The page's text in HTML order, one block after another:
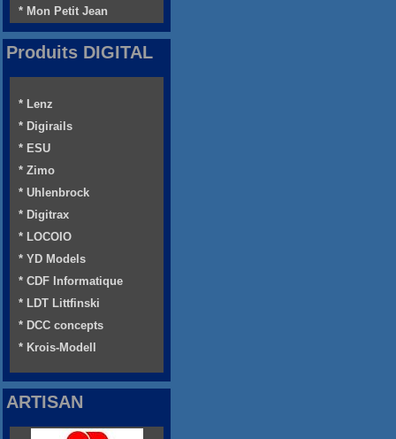
* Mon Petit Jean
Produits DIGITAL
* Lenz
* Digirails
* ESU
* Zimo
* Uhlenbrock
* Digitrax
* LOCOIO
* YD Models
* CDF Informatique
* LDT Littfinski
* DCC concepts
* Krois-Modell
ARTISAN